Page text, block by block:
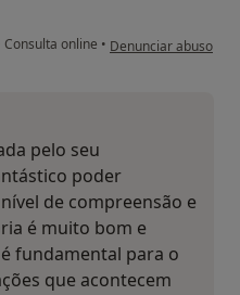
Consulta online • na opinião do
Denunciar abuso
pelo seu
poder
de compreensão e
é muito bom e
fundamental para o
que acontecem